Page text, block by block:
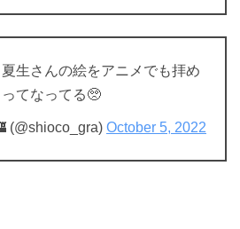
生さんの絵をアニメでも拝め
てなってる🥺
October 5, 2022